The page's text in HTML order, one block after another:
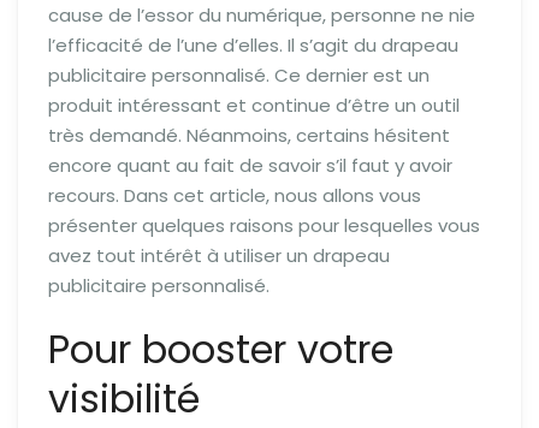
cause de l’essor du numérique, personne ne nie
l’efficacité de l’une d’elles. Il s’agit du drapeau
publicitaire personnalisé. Ce dernier est un
produit intéressant et continue d’être un outil
très demandé. Néanmoins, certains hésitent
encore quant au fait de savoir s’il faut y avoir
recours. Dans cet article, nous allons vous
présenter quelques raisons pour lesquelles vous
avez tout intérêt à utiliser un drapeau
publicitaire personnalisé.
Pour booster votre
visibilité